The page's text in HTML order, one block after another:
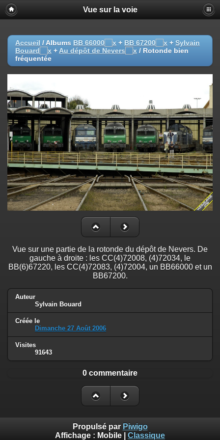
Vue sur la voie
Accueil / Albums BB 66000 + BB 67200 + Sylvain
Bouard
+ Au dépôt de Nevers / Rotonde bien
fréquentée
Vue sur une partie de la rotonde du dépôt de Nevers. De
gauche à droite : les CC(4)72008, (4)72034, le
BB(6)67220, les CC(4)72083, (4)72004, un BB66000 et un
BB67200.
Auteur
Sylvain Bouard
Créée le
Dimanche 27 Août 2006
Visites
91643
0 commentaire
Propulsé par Piwigo
Affichage : Mobile Classique